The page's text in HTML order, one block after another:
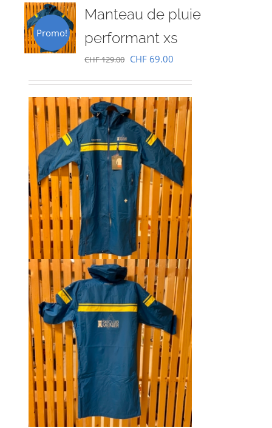
Promo!
Manteau de pluie
performant xs
CHF129.00 Le
initial
était :
CHF 129.00.
CHF 69.00
actuel
est :
CHF 69.00.